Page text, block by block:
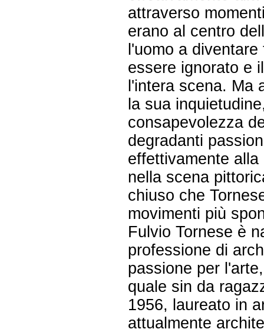
attraverso
erano al centro
l'uomo a
essere ignorato e
l'intera scena. Ma
la sua
consapevolezza
degradanti
effettivamente
nella scena
chiuso che
movimenti più
Fulvio Tornese è
professione di
passione per
quale sin da
1956, laureato in
attualmente